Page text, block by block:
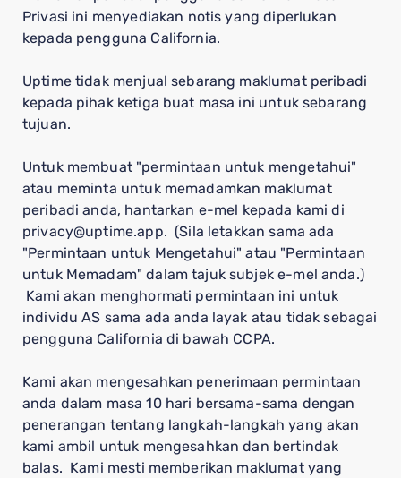
Privasi ini menyediakan notis yang diperlukan
kepada pengguna California.
Uptime tidak menjual sebarang maklumat peribadi
kepada pihak ketiga buat masa ini untuk sebarang
tujuan.
Untuk membuat "permintaan untuk mengetahui"
atau meminta untuk memadamkan maklumat
peribadi anda, hantarkan e-mel kepada kami di
privacy@uptime.app. (Sila letakkan sama ada
"Permintaan untuk Mengetahui" atau "Permintaan
untuk Memadam" dalam tajuk subjek e-mel anda.)
Kami akan menghormati permintaan ini untuk
individu AS sama ada anda layak atau tidak sebagai
pengguna California di bawah CCPA.
Kami akan mengesahkan penerimaan permintaan
anda dalam masa 10 hari bersama-sama dengan
penerangan tentang langkah-langkah yang akan
kami ambil untuk mengesahkan dan bertindak
balas. Kami mesti memberikan maklumat yang